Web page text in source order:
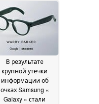
В результате
крупной утечки
информации об
очках Samsung «
Galaxy » стали